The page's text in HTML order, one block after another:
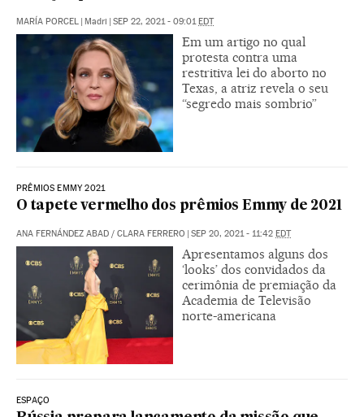
MARÍA PORCEL | Madri | SEP 22, 2021 - 09:01EDT
Em um artigo no qual
protesta contra uma
restritiva lei do aborto no
Texas, a atriz revela o seu
“segredo mais sombrio”
PRÊMIOS EMMY 2021
O tapete vermelho dos prêmios Emmy de 2021
ANA FERNÁNDEZ ABAD / CLARA FERRERO | SEP 20, 2021 - 11:42 EDT
Apresentamos alguns dos
‘looks’ dos convidados da
cerimônia de premiação da
Academia de Televisão
norte-americana
ESPAÇO